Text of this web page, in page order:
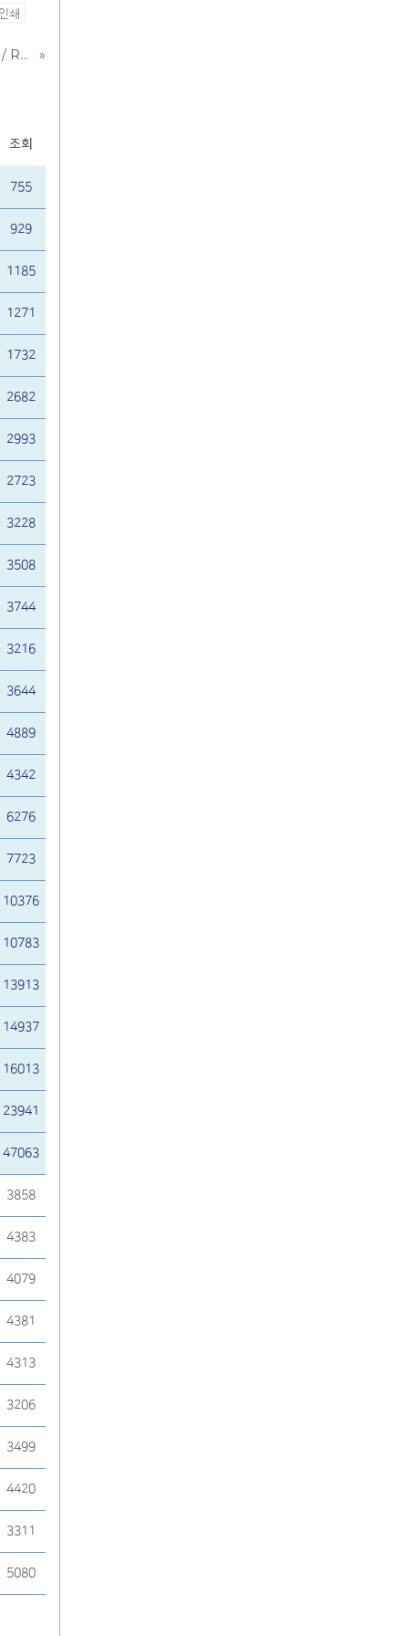
인쇄
[행사] 레브뤼에르 중학교 한국어 국제섹션 설명회 / Réunion d’information de la section internationale coréenne au collège Les Bruyères »
조회
755
929
1185
1271
1732
2682
2993
2723
3228
3508
3744
3216
3644
4889
4342
6276
7723
10376
10783
13913
14937
16013
23941
47063
3858
4383
4079
4381
4313
3206
3499
4420
3311
5080